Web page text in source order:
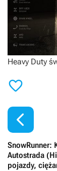
Heavy Duty


SnowRunner:
Autostrada
pojazdy,